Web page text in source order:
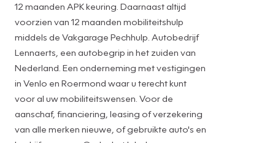
12 maanden APK keuring. Daarnaast altijd
voorzien van 12 maanden mobiliteitshulp
middels de Vakgarage Pechhulp. Autobedrijf
Lennaerts, een autobegrip in het zuiden van
Nederland. Een onderneming met vestigingen
in Venlo en Roermond waar u terecht kunt
voor al uw mobiliteitswensen. Voor de
aanschaf, financiering, leasing of verzekering
van alle merken nieuwe, of gebruikte auto's en